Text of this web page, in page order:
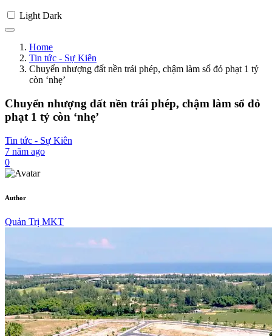
Light Dark
Home
Tin tức - Sự Kiên
Chuyển nhượng đất nền trái phép, chậm làm sổ đỏ phạt 1 tỷ
còn ‘nhẹ’
Chuyển nhượng đất nền trái phép, chậm làm sổ đỏ
phạt 1 tỷ còn ‘nhẹ’
Tin tức - Sự Kiên
7 năm ago
0
Author
Quản Trị MKT